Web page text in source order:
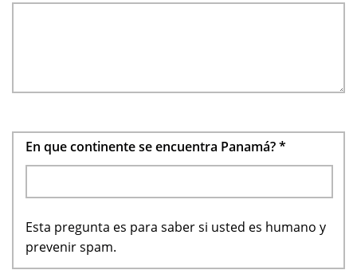
En que continente se encuentra Panamá?*
Esta pregunta es para saber si usted es humano y
prevenir spam.